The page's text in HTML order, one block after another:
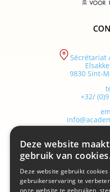
Sécrétariat
9830 Sint-
+32/
Deze website maakt
gebruik van
Deze website gebruikt cookies
gebruikerservaring te
onze website te gebruiken,